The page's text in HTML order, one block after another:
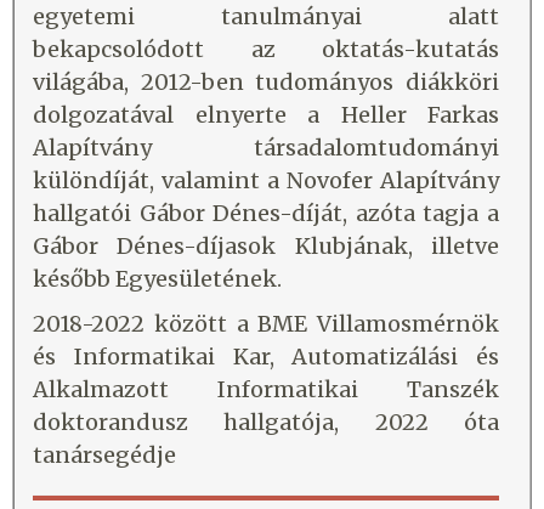
egyetemi tanulmányai alatt
bekapcsolódott az oktatás-kutatás
világába, 2012-ben tudományos diákköri
dolgozatával elnyerte a Heller Farkas
Alapítvány társadalomtudományi
különdíját, valamint a Novofer Alapítvány
hallgatói Gábor Dénes-díját, azóta tagja a
Gábor Dénes-díjasok Klubjának, illetve
később Egyesületének.
2018-2022 között a BME Villamosmérnök
és Informatikai Kar, Automatizálási és
Alkalmazott Informatikai Tanszék
doktorandusz hallgatója, 2022 óta
tanársegédje